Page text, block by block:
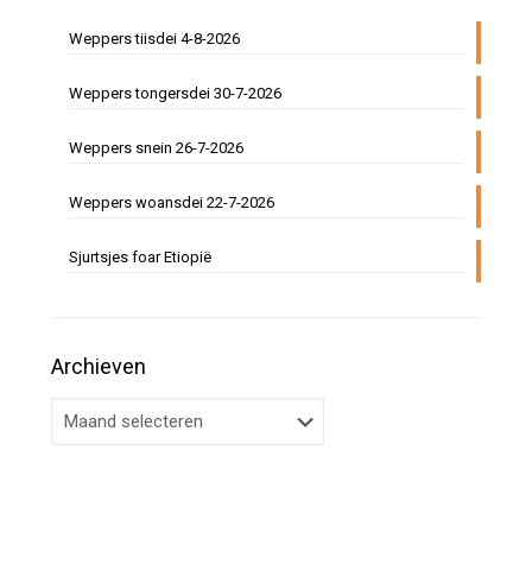
Weppers tiisdei 4-8-2026
Weppers tongersdei 30-7-2026
Weppers snein 26-7-2026
Weppers woansdei 22-7-2026
Sjurtsjes foar Etiopië
Archieven